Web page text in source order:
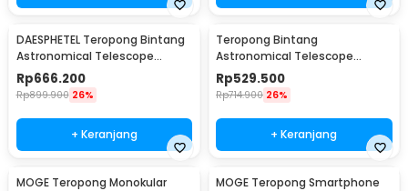
DAESPHETEL Teropong Bintang
Astronomical Telescope
700/76mm - F70076
Rp666.200
Rp899.900 26%
+ Keranjang
Teropong Bintang
Astronomical Telescope
700/60mm - F70060
Rp529.500
Rp714.900 26%
+ Keranjang
MOGE Teropong Monokular
MOGE Teropong Smartphone